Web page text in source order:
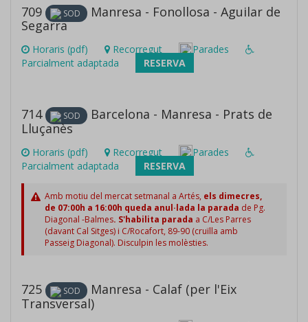
709 SOD
Manresa - Fonollosa - Aguilar de
Segarra
Horaris (pdf) Recorregut
Parades
Parcialment adaptada
RESERVA
714 SOD
Barcelona - Manresa - Prats de
Lluçanès
Horaris (pdf) Recorregut
Parades
Parcialment adaptada
RESERVA
Amb motiu del mercat setmanal a Artés, els dimecres,
de 07:00h a 16:00h queda anul·lada la parada de Pg.
Diagonal -Balmes. S'habilita parada a C/Les Parres
(davant Cal Sitges) i C/Rocafort, 89-90 (cruïlla amb
Passeig Diagonal). Disculpin les molèsties.
725 SOD
Manresa - Calaf (per l'Eix
Transversal)